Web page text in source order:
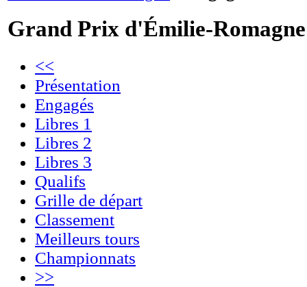
Grand Prix d'Émilie-Romagne
<<
Présentation
Engagés
Libres 1
Libres 2
Libres 3
Qualifs
Grille de départ
Classement
Meilleurs tours
Championnats
>>